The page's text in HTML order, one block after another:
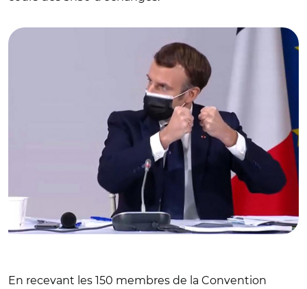
En recevant les 150 membres de la Convention